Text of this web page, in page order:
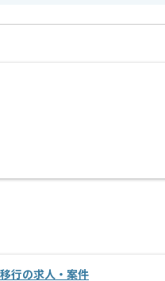
行の求人・案件